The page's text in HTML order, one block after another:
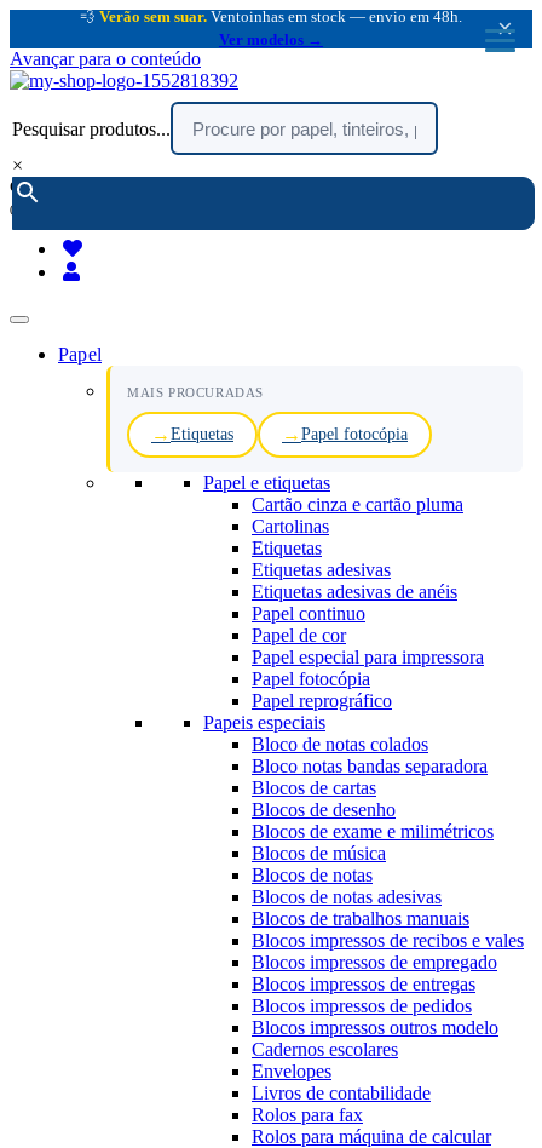
💨 Verão sem suar. Ventoinhas em stock — envio em 48h.
Ver modelos →
×
Avançar para o conteúdo
Pesquisar produtos...
×
encomendar por telefone :
(chamada rede fixa nacional)
Papel
MAIS PROCURADAS
Etiquetas Papel fotocópia
Papel e etiquetas
Cartão cinza e cartão pluma
Cartolinas
Etiquetas
Etiquetas adesivas
Etiquetas adesivas de anéis
Papel continuo
Papel de cor
Papel especial para impressora
Papel fotocópia
Papel reprográfico
Papeis especiais
Bloco de notas colados
Bloco notas bandas separadora
Blocos de cartas
Blocos de desenho
Blocos de exame e milimétricos
Blocos de música
Blocos de notas
Blocos de notas adesivas
Blocos de trabalhos manuais
Blocos impressos de recibos e vales
Blocos impressos de empregado
Blocos impressos de entregas
Blocos impressos de pedidos
Blocos impressos outros modelo
Cadernos escolares
Envelopes
Livros de contabilidade
Rolos para fax
Rolos para máquina de calcular